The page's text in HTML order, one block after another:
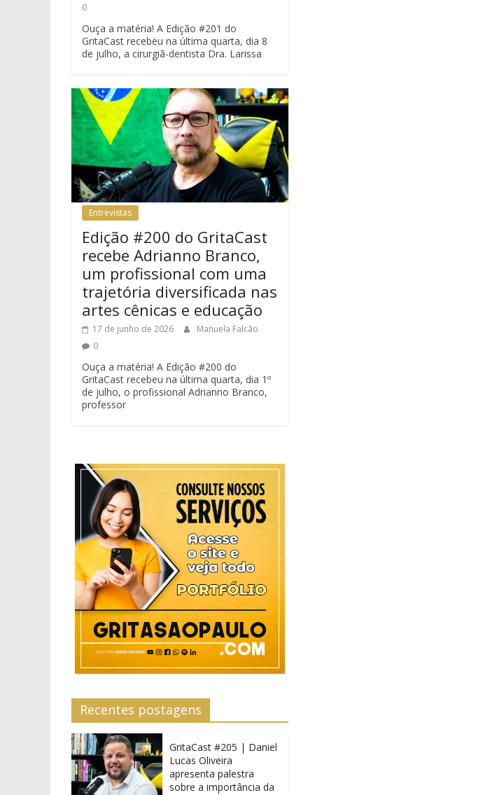
0
Ouça a matéria! A Edição #201 do
GritaCast recebeu na última quarta, dia 8
de julho, a cirurgiã-dentista Dra. Larissa
Entrevistas
Edição #200 do GritaCast
recebe Adrianno Branco,
um profissional com uma
trajetória diversificada nas
artes cênicas e educação
17 de junho de 2026
Manuela Falcão
0
Ouça a matéria! A Edição #200 do
GritaCast recebeu na última quarta, dia 1º
de julho, o profissional Adrianno Branco,
professor
Recentes postagens
GritaCast #205 | Daniel
Lucas Oliveira
apresenta palestra
sobre a importância da